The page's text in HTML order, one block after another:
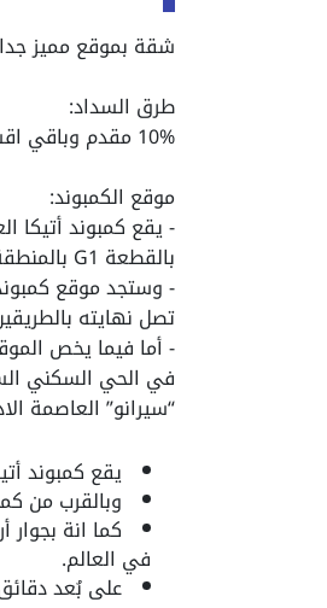
شقة بموقع مميز جدا
طرق السداد:
10% مقدم وباقي اقساط متساوية علي 6 سنوات وبدون فوائد
موقع الكمبوند:
- يقع كمبوند أتيكا
بالقطعة G1 بالمنطقة R7 بجوار الجامعة البريطانية وأمام المحور المركزي مباشرة.
تصل نهايته
- أما فيما يخص
“سيرانو” العاصمة
يقع كمبوند
وبالقرب من
كما انة
في العالم.
على بُعد